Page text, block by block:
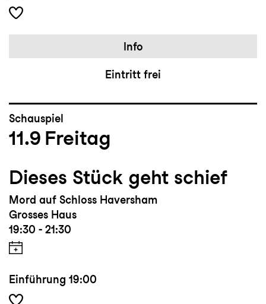
Info
Eintritt frei
Schauspiel
11.9 Freitag
Dieses Stück geht schief
Mord auf Schloss Haversham
Grosses Haus
19:30 - 21:30
Einführung 19:00